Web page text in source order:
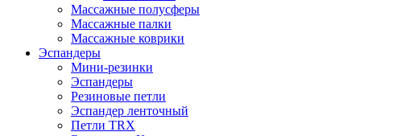
Массажные полусферы
Массажные палки
Массажные коврики
Эспандеры
Мини-резинки
Эспандеры
Резиновые петли
Эспандер ленточный
Петли TRX